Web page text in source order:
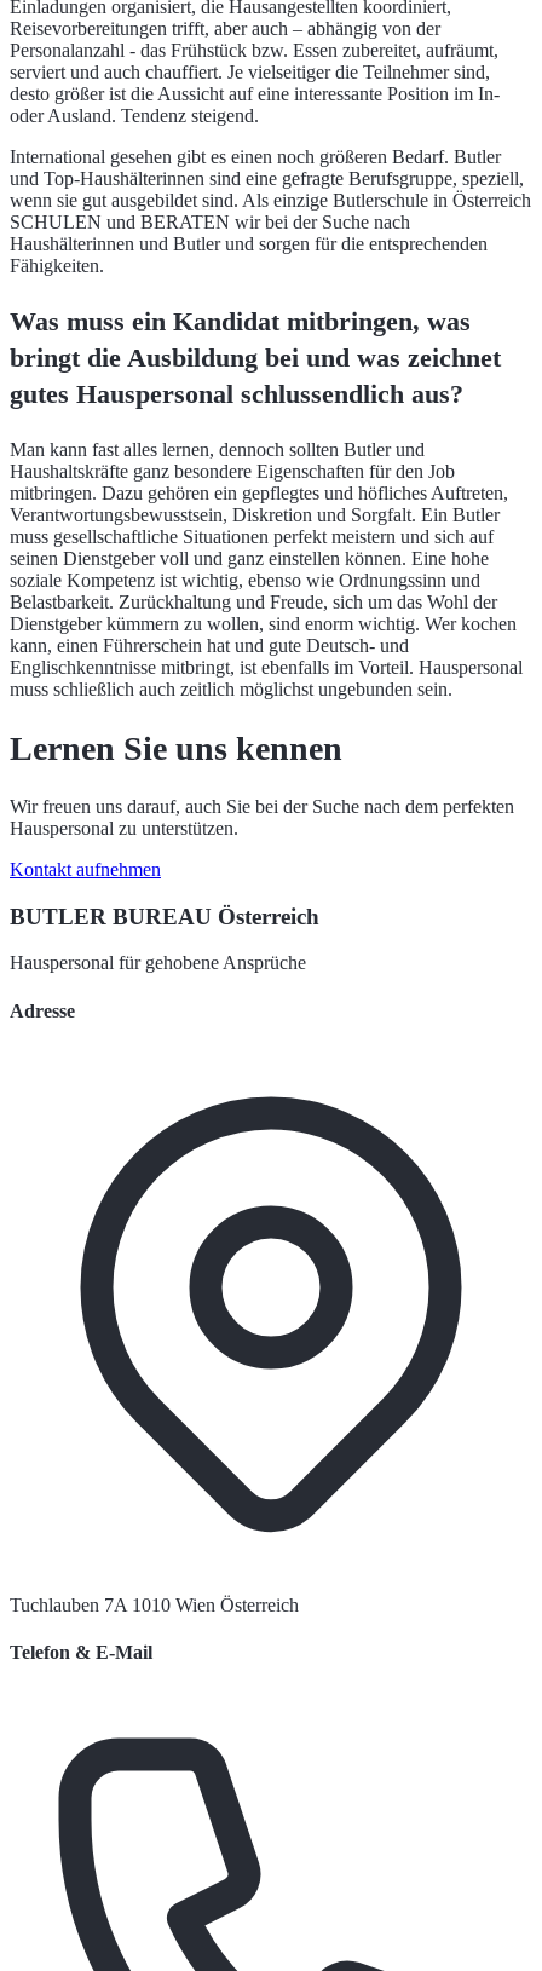
Einladungen organisiert, die Hausangestellten koordiniert,
Reisevorbereitungen trifft, aber auch – abhängig von der
Personalanzahl - das Frühstück bzw. Essen zubereitet, aufräumt,
serviert und auch chauffiert. Je vielseitiger die Teilnehmer sind,
desto größer ist die Aussicht auf eine interessante Position im In-
oder Ausland. Tendenz steigend.
International gesehen gibt es einen noch größeren Bedarf. Butler
und Top-Haushälterinnen sind eine gefragte Berufsgruppe, speziell,
wenn sie gut ausgebildet sind. Als einzige Butlerschule in Österreich
SCHULEN und BERATEN wir bei der Suche nach
Haushälterinnen und Butler und sorgen für die entsprechenden
Fähigkeiten.
Was muss ein Kandidat mitbringen, was
bringt die Ausbildung bei und was zeichnet
gutes Hauspersonal schlussendlich aus?
Man kann fast alles lernen, dennoch sollten Butler und
Haushaltskräfte ganz besondere Eigenschaften für den Job
mitbringen. Dazu gehören ein gepflegtes und höfliches Auftreten,
Verantwortungsbewusstsein, Diskretion und Sorgfalt. Ein Butler
muss gesellschaftliche Situationen perfekt meistern und sich auf
seinen Dienstgeber voll und ganz einstellen können. Eine hohe
soziale Kompetenz ist wichtig, ebenso wie Ordnungssinn und
Belastbarkeit. Zurückhaltung und Freude, sich um das Wohl der
Dienstgeber kümmern zu wollen, sind enorm wichtig. Wer kochen
kann, einen Führerschein hat und gute Deutsch- und
Englischkenntnisse mitbringt, ist ebenfalls im Vorteil. Hauspersonal
muss schließlich auch zeitlich möglichst ungebunden sein.
Lernen Sie uns kennen
Wir freuen uns darauf, auch Sie bei der Suche nach dem perfekten
Hauspersonal zu unterstützen.
Kontakt aufnehmen
BUTLER BUREAU Österreich
Hauspersonal für gehobene Ansprüche
Adresse
Tuchlauben 7A 1010 Wien Österreich
Telefon & E-Mail